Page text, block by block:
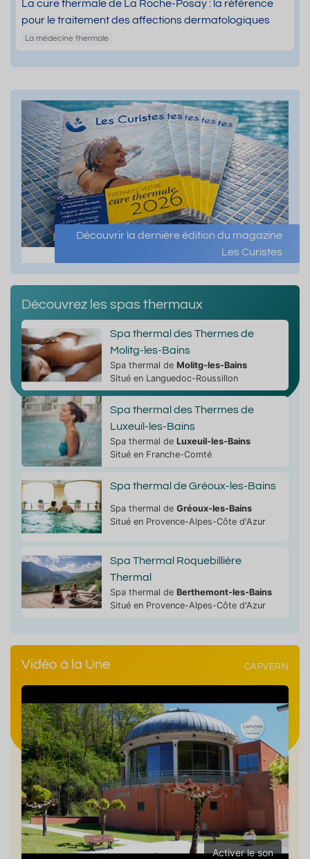
La cure thermale de La Roche-Posay : la référence
pour le traitement des affections dermatologiques
La médecine thermale
Découvrir la dernière édition du magazine
Les Curistes
Découvrez les spas thermaux
Spa thermal des Thermes de
Molitg-les-Bains
Spa thermal de Molitg-les-Bains
Situé en Languedoc-Roussillon
Spa thermal des Thermes de
Luxeuil-les-Bains
Spa thermal de Luxeuil-les-Bains
Situé en Franche-Comté
Spa thermal de Gréoux-les-Bains
Spa thermal de Gréoux-les-Bains
Situé en Provence-Alpes-Côte d'Azur
Spa Thermal Roquebillière
Thermal
Spa thermal de Berthemont-les-Bains
Situé en Provence-Alpes-Côte d'Azur
Vidéo à la Une CAPVERN
Activer le son